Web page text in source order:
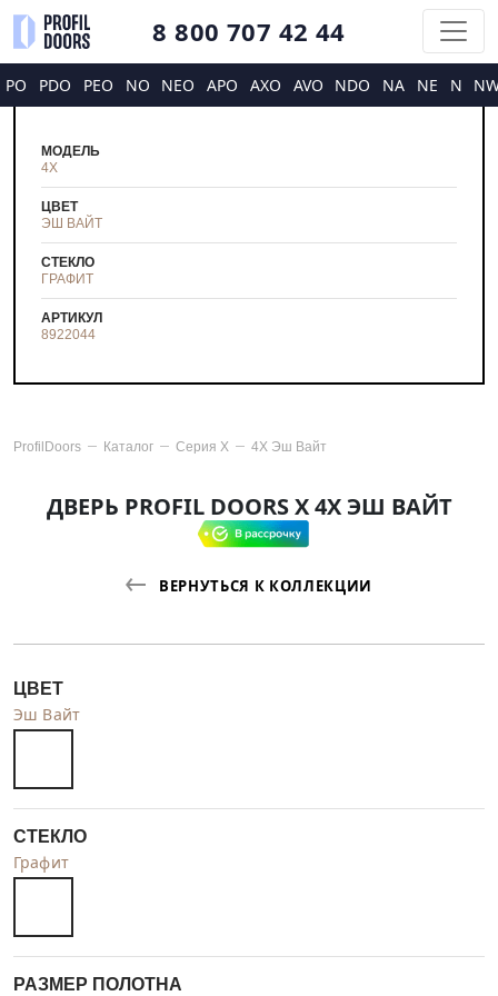
8 800 707 42 44
PO PDO PEO NO NEO APO AXO AVO NDO NA NE N
МОДЕЛЬ
4X
ЦВЕТ
ЭШ ВАЙТ
СТЕКЛО
ГРАФИТ
АРТИКУЛ
8922044
ProfilDoors Каталог Серия X 4X Эш Вайт
ДВЕРЬ PROFIL DOORS X 4X ЭШ ВАЙТ
ВЕРНУТЬСЯ К КОЛЛЕКЦИИ
ЦВЕТ
Эш Вайт
СТЕКЛО
Графит
РАЗМЕР ПОЛОТНА